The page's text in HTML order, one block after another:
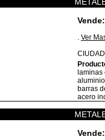
Vende:
. Ver
barras
acero
Vende: